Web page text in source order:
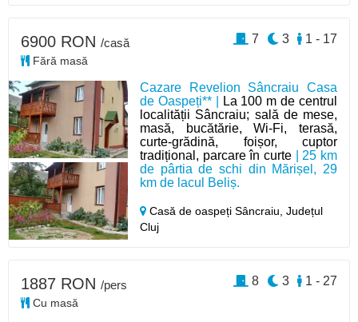
Cazare Revelion Sâncraiu Casa
de Oaspeți** |
La 100 m de centrul
localității Sâncraiu; sală de mese,
masă, bucătărie, Wi-Fi, terasă,
curte-grădină, foișor, cuptor
tradițional, parcare în curte | 25 km
de pârtia de schi din Mărișel, 29
km de lacul Beliș.
Casă de oaspeți Sâncraiu,Județul
Cluj
6900 RON /casă
Fără masă
1 - 17
3
7
1887 RON /pers
Cu masă
1 - 27
3
8